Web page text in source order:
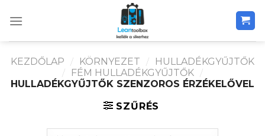
KEZDŐLAP / KÖRNYEZET /
HULLADÉKGYŰJTŐK
/
FÉM HULLADÉKGYŰJTŐK /
HULLADÉKGYŰJTŐK SZENZOROS ÉRZÉKELŐVEL
SZŰRÉS